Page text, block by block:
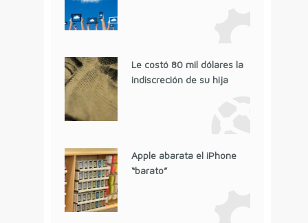
Le costó 80 mil dólares la
indiscreción de su hija
Apple abarata el iPhone
“barato”